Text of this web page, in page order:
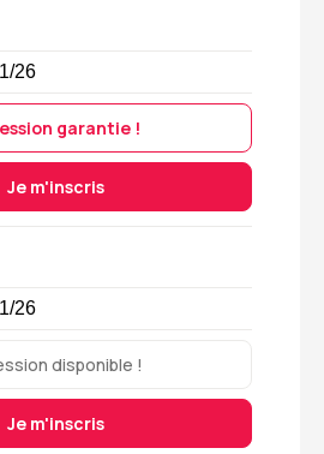
26
garantie !
Je m'inscris
26
disponible !
Je m'inscris